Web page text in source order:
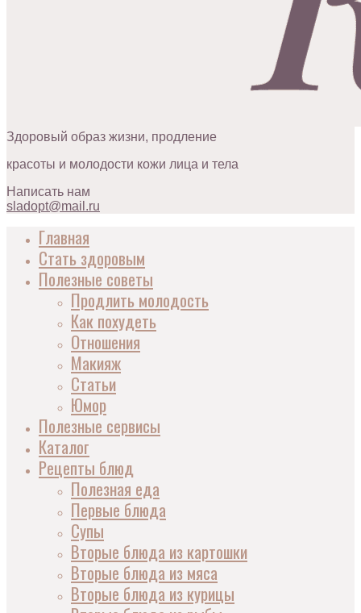
Здоровый образ жизни, продление
красоты и молодости кожи лица и тела
Написать нам
sladopt@mail.ru
Главная
Стать здоровым
Полезные советы
Продлить молодость
Как похудеть
Отношения
Макияж
Статьи
Юмор
Полезные сервисы
Каталог
Рецепты блюд
Полезная еда
Первые блюда
Супы
Вторые блюда из картошки
Вторые блюда из мяса
Вторые блюда из курицы